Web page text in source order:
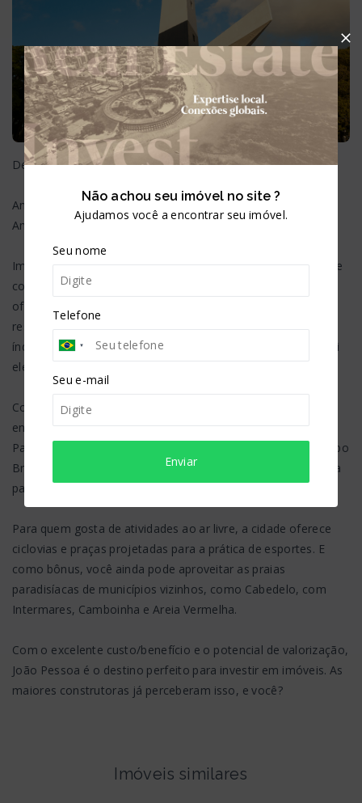
Descubra João Pessoa, a cidade onde o sol nasce primeiro!
Antes das cinco da manhã, no ponto mais oriental das
Américas, João Pessoa é a primeira a ser iluminada pelo sol.
Imagine viver num paraíso que combina natureza exuberante
com a infraestrutura de uma cidade moderna. João Pessoa
oferece praias deslumbrantes, piscinas naturais, parques,
restaurantes, shoppings, escolas de qualidade e ótimos
índices de segurança. Não é à toa que a capital paraibana foi
eleita o melhor lugar do Brasil para se viver.
Com praias de águas mornas e areias claras, João Pessoa
encanta. No Bessa, por exemplo, você encontra o "Caribe
Paraibano". Já nos bairros nobres de Manaíra, Tambaú e Cabo
Branco, além das praias urbanas, há tudo o que você precisa
para viver com conforto e praticidade.
Para quem gosta de atividades ao ar livre, a cidade oferece
ciclovias e praças projetadas para a prática de esportes. E
como bônus, você ainda pode aproveitar as praias
paradisíacas de municípios vizinhos, como Cabedelo, com
Intermares, Camboinha e Areia Vermelha.
Com o excelente custo/benefício e o potencial de valorização,
João Pessoa é o destino perfeito para investir em imóveis. As
maiores construtoras já perceberam isso, e você?
Imóveis similares
Não achou seu imóvel no site ?
Ajudamos você a encontrar seu imóvel.
Seu nome
Telefone
Seu e-mail
Enviar